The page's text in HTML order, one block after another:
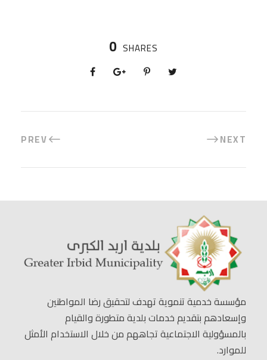
0 SHARES
PREV NEXT
مؤسسة خدمية تنموية تهدف لتحقيق رضا المواطنين
وإسعادهم بتقديم خدمات بلدية متطورة والقيام
بالمسؤولية الاجتماعية تجاههم من خلال الاستخدام الأمثل
للموارد.